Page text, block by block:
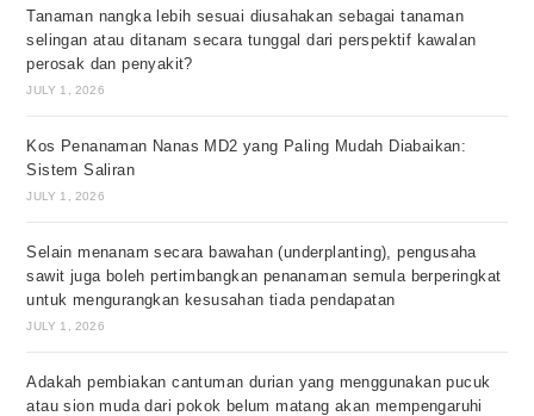
Tanaman nangka lebih sesuai diusahakan sebagai tanaman
selingan atau ditanam secara tunggal dari perspektif kawalan
perosak dan penyakit?
JULY 1, 2026
Kos Penanaman Nanas MD2 yang Paling Mudah Diabaikan:
Sistem Saliran
JULY 1, 2026
Selain menanam secara bawahan (underplanting), pengusaha
sawit juga boleh pertimbangkan penanaman semula berperingkat
untuk mengurangkan kesusahan tiada pendapatan
JULY 1, 2026
Adakah pembiakan cantuman durian yang menggunakan pucuk
atau sion muda dari pokok belum matang akan mempengaruhi